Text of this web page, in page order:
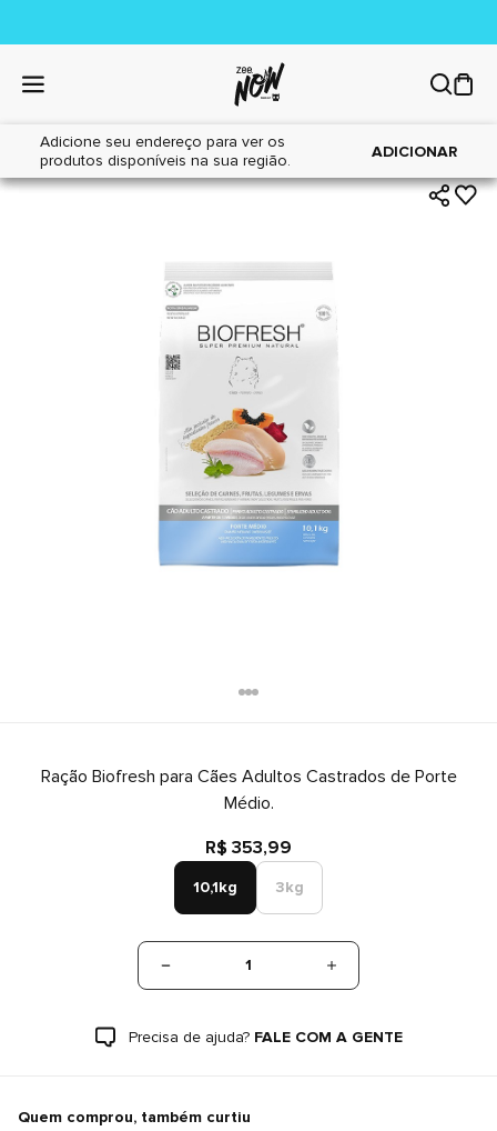
Adicione seu endereço para ver os
produtos disponíveis na sua região.
ADICIONAR
Home|Cães|Alimentos
Ração Biofresh para Cães Adultos Castrados de Porte
Médio.
R$ 353,99
10,1kg 3kg
1
Precisa de ajuda? FALE COM A GENTE
Quem comprou, também curtiu